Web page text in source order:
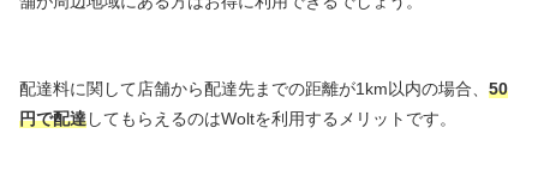
配達料に関して店舗から配達先までの距離が1km以内の場合、 50
円で配達してもらえるのはWoltを利用するメリットです。